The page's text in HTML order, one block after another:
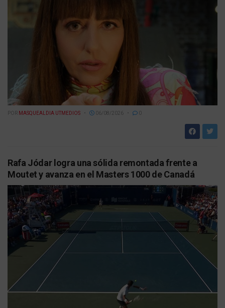
POR MASQUEALDIA UTMEDIOS 06/08/2026 0
Rafa Jódar logra una sólida remontada frente a
Moutet y avanza en el Masters 1000 de Canadá